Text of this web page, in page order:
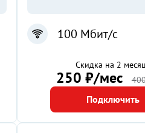
100 Мбит/с
Скидка на 2
250 ₽/мес
Подключить